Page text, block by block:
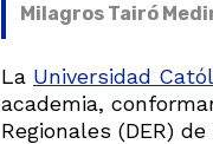
Milagros Tairó
La Universidad
academia,
Regionales (DER)